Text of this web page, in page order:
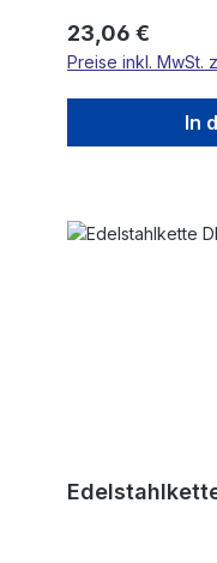
Regulärer Preis:
23,06 €
Preise inkl. MwSt.
In